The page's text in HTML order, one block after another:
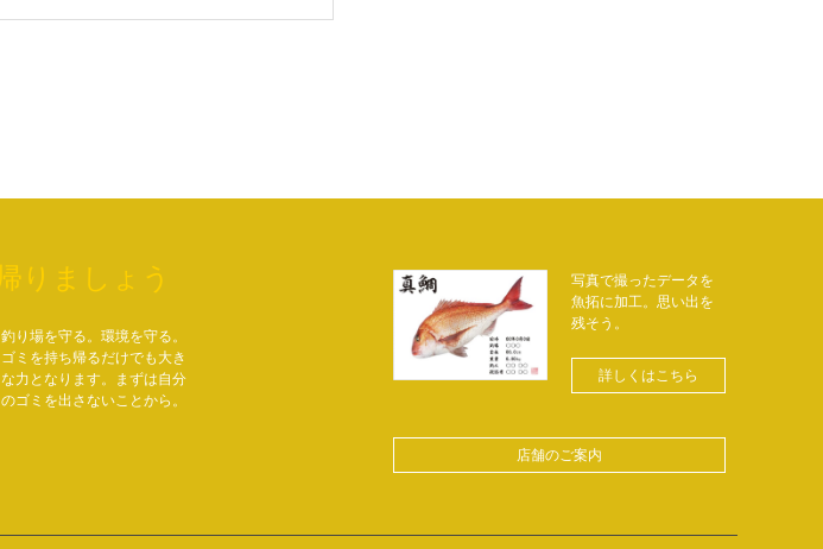
りましょう
釣り場を守る。環境を守る。
ゴミを持ち帰るだけでも大き
な力となります。まずは自分
のゴミを出さないことから。
写真で撮ったデータを
魚拓に加工。思い出を
残そう。
詳しくはこちら
店舗のご案内